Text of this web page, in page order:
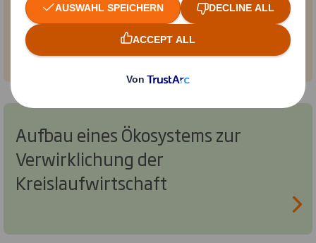
Investitionen in die
Kreislaufwirtschaft
Aufbau eines Ökosystems zur
Verwirklichung der
Kreislaufwirtschaft